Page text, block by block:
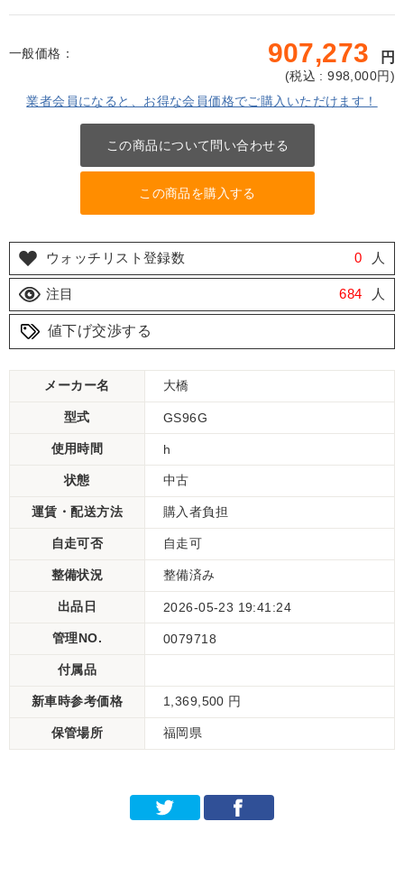
一般価格： 907,273 円
(税込 : 998,000円)
業者会員になると、お得な会員価格でご購入いただけます！
この商品について問い合わせる
この商品を購入する
ウォッチリスト登録数 0 人
注目 684 人
値下げ交渉する
メーカー名 大橋
型式 GS96G
使用時間 h
状態 中古
運賃・配送方法 購入者負担
自走可否 自走可
整備状況 整備済み
出品日 2026-05-23 19:41:24
管理NO. 0079718
付属品
新車時参考価格 1,369,500 円
保管場所 福岡県